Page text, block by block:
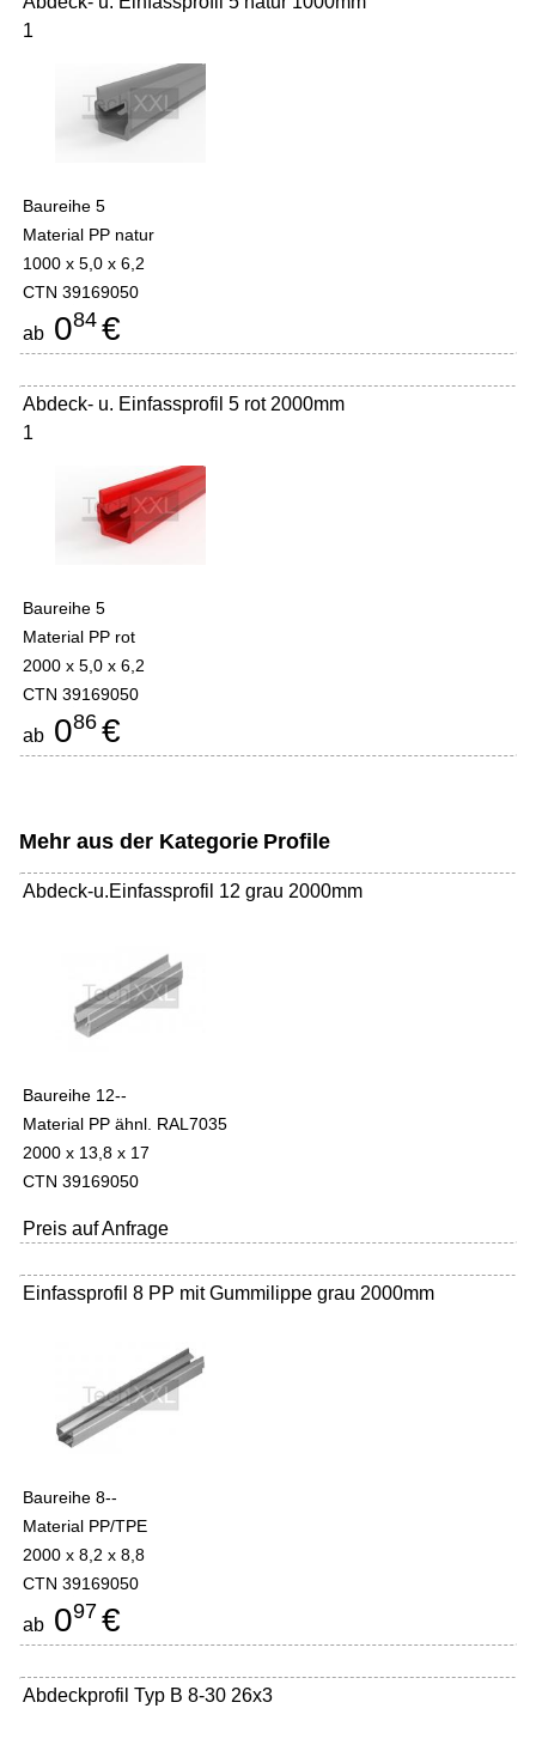
1
Baureihe 5
Material PP natur
1000 x 5,0 x 6,2
CTN 39169050
ab 084 €
Abdeck- u. Einfassprofil 5 rot 2000mm
1
Baureihe 5
Material PP rot
2000 x 5,0 x 6,2
CTN 39169050
ab 086 €
Mehr aus der Kategorie Profile
Abdeck-u.Einfassprofil 12 grau 2000mm
Baureihe 12--
Material PP ähnl. RAL7035
2000 x 13,8 x 17
CTN 39169050
Preis auf Anfrage
Einfassprofil 8 PP mit Gummilippe grau 2000mm
Baureihe 8--
Material PP/TPE
2000 x 8,2 x 8,8
CTN 39169050
ab 097 €
Abdeckprofil Typ B 8-30 26x3